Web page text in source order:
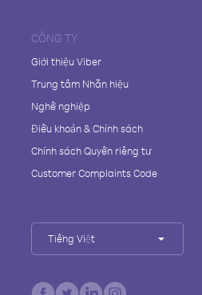
CÔNG TY
Giới thiệu Viber
Trung tâm Nhãn hiệu
Nghề nghiệp
Điều khoản & Chính sách
Chính sách Quyền riêng tư
Customer Complaints Code
Tiếng Việt